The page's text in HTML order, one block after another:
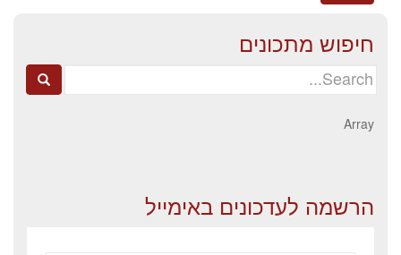
חיפוש מתכונים
Search
Array
הרשמה לעדכונים באימייל